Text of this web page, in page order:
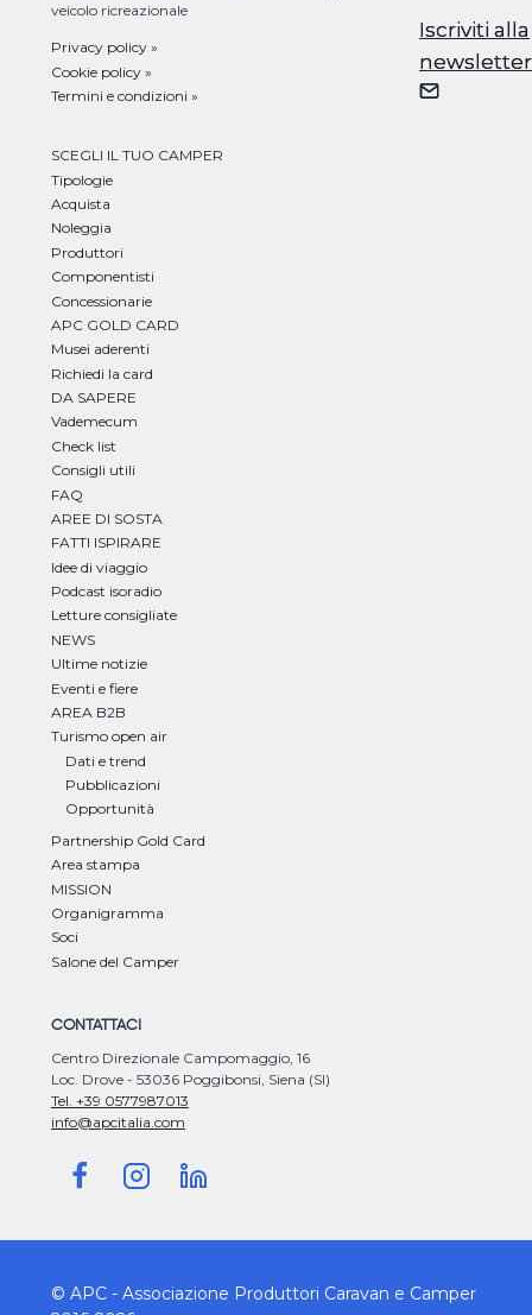
Iscriviti alla
newsletter
veicolo ricreazionale
Privacy policy »
Cookie policy »
Termini e condizioni »
SCEGLI IL TUO CAMPER
Tipologie
Acquista
Noleggia
Produttori
Componentisti
Concessionarie
APC GOLD CARD
Musei aderenti
Richiedi la card
DA SAPERE
Vademecum
Check list
Consigli utili
FAQ
AREE DI SOSTA
FATTI ISPIRARE
Idee di viaggio
Podcast isoradio
Letture consigliate
NEWS
Ultime notizie
Eventi e fiere
AREA B2B
Turismo open air
Dati e trend
Pubblicazioni
Opportunità
Partnership Gold Card
Area stampa
MISSION
Organigramma
Soci
Salone del Camper
CONTATTACI
Centro Direzionale Campomaggio, 16
Loc. Drove - 53036 Poggibonsi, Siena (SI)
Tel. +39 0577987013
info@apcitalia.com
© APC - Associazione Produttori Caravan e Camper
Iscriviti alla
newsletter